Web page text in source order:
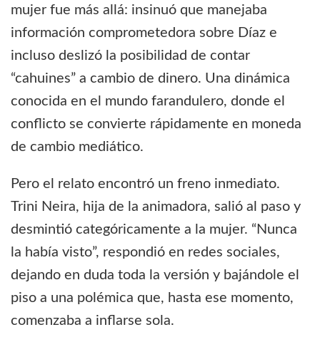
mujer fue más allá: insinuó que manejaba
información comprometedora sobre Díaz e
incluso deslizó la posibilidad de contar
“cahuines” a cambio de dinero. Una dinámica
conocida en el mundo farandulero, donde el
conflicto se convierte rápidamente en moneda
de cambio mediático.
Pero el relato encontró un freno inmediato.
Trini Neira, hija de la animadora, salió al paso y
desmintió categóricamente a la mujer. “Nunca
la había visto”, respondió en redes sociales,
dejando en duda toda la versión y bajándole el
piso a una polémica que, hasta ese momento,
comenzaba a inflarse sola.